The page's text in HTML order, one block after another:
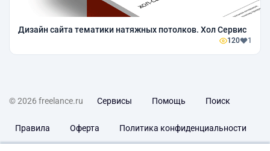
Дизайн сайта тематики натяжных потолков. Хол Сервис
120 1
© 2026 freelance.ru Сервисы Помощь Поиск
Правила Оферта Политика конфиденциальности